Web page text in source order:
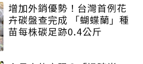
增加外銷優勢！台灣首例花
卉碳盤查完成 「蝴蝶蘭」種
苗每株碳足跡0.4公斤